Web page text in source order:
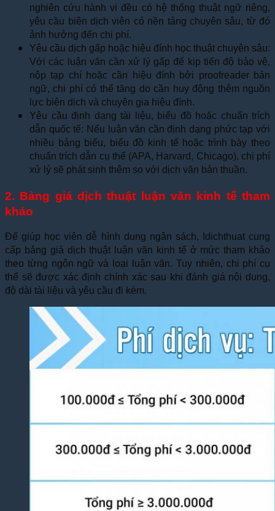
nghiên cứu hành vi đều có hệ thống thuật ngữ riêng,
yêu cầu biên dịch viên có nền tảng chuyên sâu, từ đó
ảnh hưởng đến chi phí.
Yêu cầu dịch gấp hoặc hiệu đính học thuật chuyên sâu:
Với các luận văn cần xử lý gấp để kịp tiến độ bảo vệ,
nộp tạp chí hoặc cần hiệu đính bởi proofreader bản
ngữ, chi phí có thể tăng do cần huy động thêm nguồn
lực biên dịch và chuyên gia hiệu đính.
Yêu cầu định dạng tài liệu, biểu đồ hoặc chuẩn trích
dẫn quốc tế: Nếu luận văn cần định dạng phức tạp với
nhiều bảng biểu, biểu đồ kinh tế hoặc trình bày theo
chuẩn trích dẫn cụ thể (APA, Harvard, Chicago), chi phí
xử lý sẽ phát sinh thêm so với dịch văn bản thuần.
2. Bảng giá dịch thuật luận văn kinh tế tham
khảo
Để giúp học viên dễ hình dung ngân sách, Idichthuat cung
cấp bảng giá dịch thuật luận văn kinh tế ở mức tham khảo
theo từng ngôn ngữ và loại luận văn. Tuy nhiên, chi phí cụ
thể sẽ được xác định chính xác sau khi đánh giá nội dung,
độ dài tài liệu và yêu cầu đi kèm.